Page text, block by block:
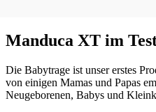
Manduca XT im
Die Babytrage ist unser erstes
von einigen Mamas und Papas
Neugeborenen, Babys und